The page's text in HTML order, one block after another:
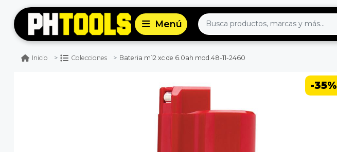
Inicio Colecciones Bateria m12 xc de 6.0ah mod.48-11-2460
-35%